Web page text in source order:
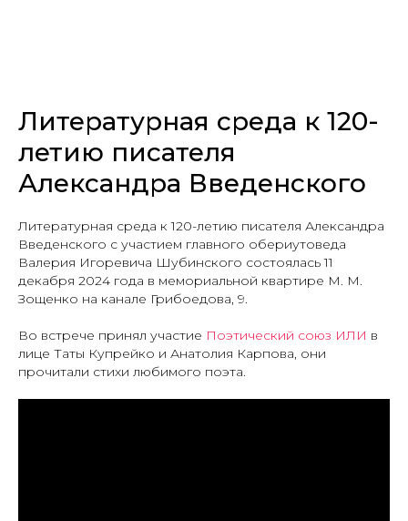
Литературная среда к 120-
летию писателя
Александра Введенского
Литературная среда к 120-летию писателя Александра
Введенского с участием главного обериутоведа
Валерия Игоревича Шубинского состоялась 11
декабря 2024 года в мемориальной квартире М. М.
Зощенко на канале Грибоедова, 9.
Во встрече принял участие Поэтический союз ИЛИ в
лице Таты Купрейко и Анатолия Карпова, они
прочитали стихи любимого поэта.